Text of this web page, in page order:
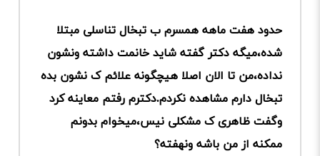
حدود هفت ماهه همسرم ب تبخال تناسلی مبتلا
شده،میگه دکتر گفته شاید خانمت داشته ونشون
نداده،من تا الان اصلا هیچگونه علائم ک نشون بده
تبخال دارم مشاهده نکردم.دکترم رفتم معاینه کرد
وگفت ظاهری ک مشکلی نیس،میخوام بدونم
ممکنه از من باشه ونهفته؟